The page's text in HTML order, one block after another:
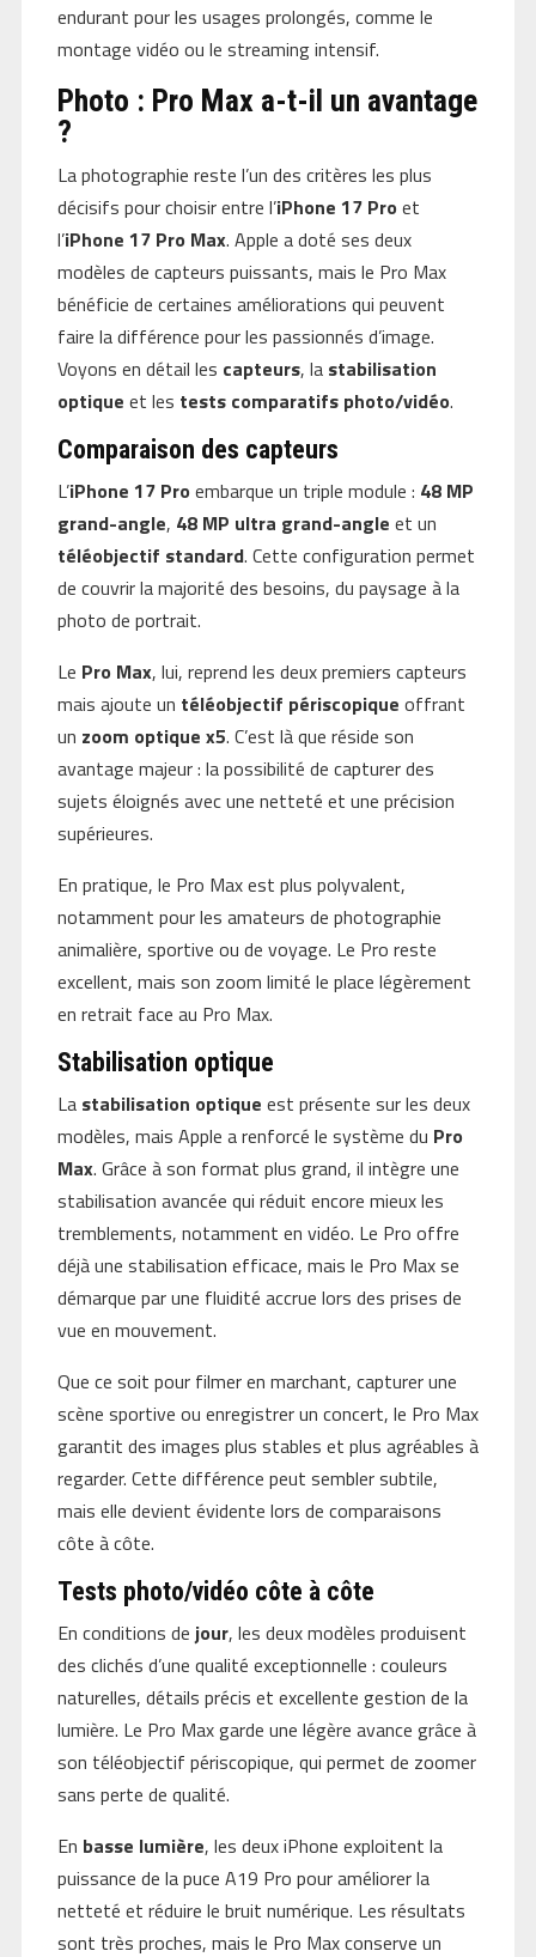
endurant pour les usages prolongés, comme le
montage vidéo ou le streaming intensif.
Photo : Pro Max a-t-il un avantage
?
La photographie reste l’un des critères les plus
décisifs pour choisir entre l’iPhone 17 Pro et
l’iPhone 17 Pro Max. Apple a doté ses deux
modèles de capteurs puissants, mais le Pro Max
bénéficie de certaines améliorations qui peuvent
faire la différence pour les passionnés d’image.
Voyons en détail les capteurs, la stabilisation
optique et les tests comparatifs photo/vidéo.
Comparaison des capteurs
L’iPhone 17 Pro embarque un triple module : 48 MP
grand-angle, 48 MP ultra grand-angle et un
téléobjectif standard. Cette configuration permet
de couvrir la majorité des besoins, du paysage à la
photo de portrait.
Le Pro Max, lui, reprend les deux premiers capteurs
mais ajoute un téléobjectif périscopique offrant
un zoom optique x5. C’est là que réside son
avantage majeur : la possibilité de capturer des
sujets éloignés avec une netteté et une précision
supérieures.
En pratique, le Pro Max est plus polyvalent,
notamment pour les amateurs de photographie
animalière, sportive ou de voyage. Le Pro reste
excellent, mais son zoom limité le place légèrement
en retrait face au Pro Max.
Stabilisation optique
La stabilisation optique est présente sur les deux
modèles, mais Apple a renforcé le système du Pro
Max. Grâce à son format plus grand, il intègre une
stabilisation avancée qui réduit encore mieux les
tremblements, notamment en vidéo. Le Pro offre
déjà une stabilisation efficace, mais le Pro Max se
démarque par une fluidité accrue lors des prises de
vue en mouvement.
Que ce soit pour filmer en marchant, capturer une
scène sportive ou enregistrer un concert, le Pro Max
garantit des images plus stables et plus agréables à
regarder. Cette différence peut sembler subtile,
mais elle devient évidente lors de comparaisons
côte à côte.
Tests photo/vidéo côte à côte
En conditions de jour, les deux modèles produisent
des clichés d’une qualité exceptionnelle : couleurs
naturelles, détails précis et excellente gestion de la
lumière. Le Pro Max garde une légère avance grâce à
son téléobjectif périscopique, qui permet de zoomer
sans perte de qualité.
En basse lumière, les deux iPhone exploitent la
puissance de la puce A19 Pro pour améliorer la
netteté et réduire le bruit numérique. Les résultats
sont très proches, mais le Pro Max conserve un